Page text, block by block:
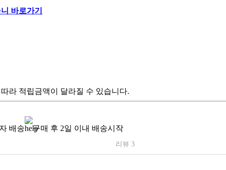
라 적립금액이 달라질 수 있습니다.
배송 구매 후 2일 이내 배송시작
리뷰 3